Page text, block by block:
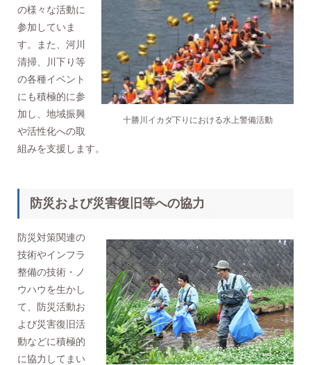
十勝川イカダ下りにおける水上警備活動
の様々な活動に
参加していま
す。また、河川
清掃、川下り等
の各種イベント
にも積極的に参
加し、地域振興
や活性化への取
組みを支援します。
防災および災害復旧等への協力
防災対策関連の
技術やインフラ
整備の技術・ノ
ウハウを生かし
て、防災活動お
よび災害復旧活
動などに積極的
に協力してまい